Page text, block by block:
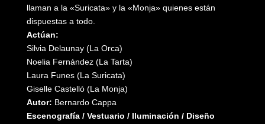
llaman a la «Suricata» y la «Monja» quienes están
dispuestas a todo.
Actúan:
Silvia Delaunay (La Orca)
Noelia Fernández (La Tarta)
Laura Funes (La Suricata)
Giselle Castelló (La Monja)
Autor: Bernardo Cappa
Escenografía / Vestuario / Iluminación / Diseño